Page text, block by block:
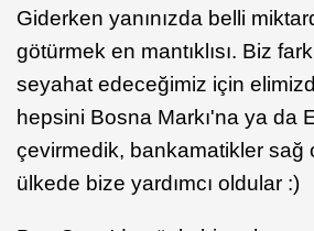
Giderken yanınızda belli
götürmek en mantıklısı. Biz
seyahat edeceğimiz için
hepsini Bosna Markı'na ya da
çevirmedik, bankamatikler sağ
ülkede bize yardımcı oldular :)